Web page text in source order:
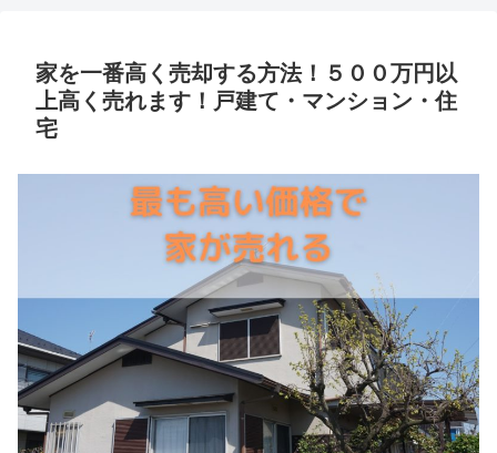
家を一番高く売却する方法！５００万円以
上高く売れます！戸建て・マンション・住
宅